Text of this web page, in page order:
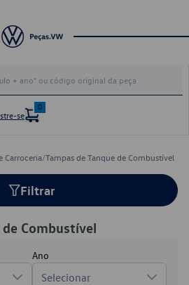
se
0
Carroceria/Tampas de Tanque de Combustível
Filtrar
Combustível
Ano
Selecionar